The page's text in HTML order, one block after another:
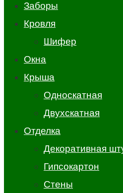
Заборы
Кровля
Шифер
Окна
Крыша
Односкатная
Двухскатная
Отделка
Декоративная
Гипсокартон
Стены